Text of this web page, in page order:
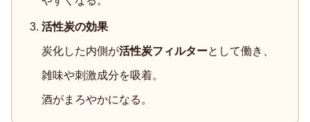
活性炭の効果
炭化した内側が活性炭フィルターとして働き、
雑味や刺激成分を吸着。
酒がまろやかになる。